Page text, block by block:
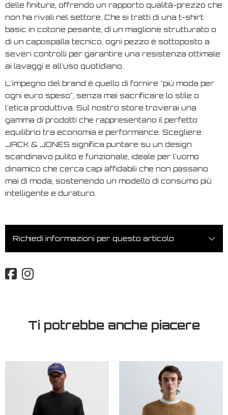
delle finiture, offrendo un rapporto qualità-prezzo che
non ha rivali nel settore. Che si tratti di una t-shirt
basic in cotone pesante, di un maglione strutturato o
di un capospalla tecnico, ogni pezzo è sottoposto a
severi controlli per garantire una resistenza ottimale
ai lavaggi e all'uso quotidiano.
L'impegno del brand è quello di fornire "più moda per
ogni euro speso", senza mai sacrificare lo stile o
l'etica produttiva. Sul nostro store troverai una
gamma di prodotti che rappresentano il perfetto
equilibrio tra economia e performance. Scegliere
JACK & JONES significa puntare su un design
scandinavo pulito e funzionale, ideale per l'uomo
dinamico che cerca capi affidabili che non passano
mai di moda, sostenendo un modello di consumo più
intelligente e duraturo.
Richiedi informazioni per questo articolo
Ti potrebbe anche piacere